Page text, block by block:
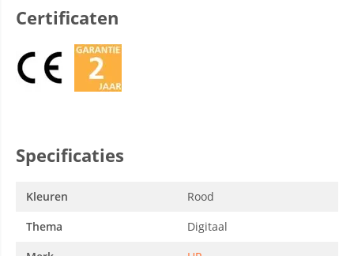
Certificaten
Specificaties
Kleuren
Rood
Thema
Digitaal